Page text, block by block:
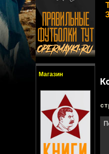
Магазин